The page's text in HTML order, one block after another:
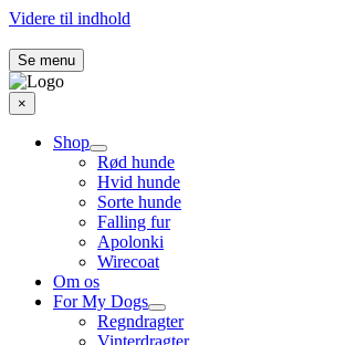
Videre til indhold
Se menu
×
Shop
Rød hunde
Hvid hunde
Sorte hunde
Falling fur
Apolonki
Wirecoat
Om os
For My Dogs
Regndragter
Vinterdragter